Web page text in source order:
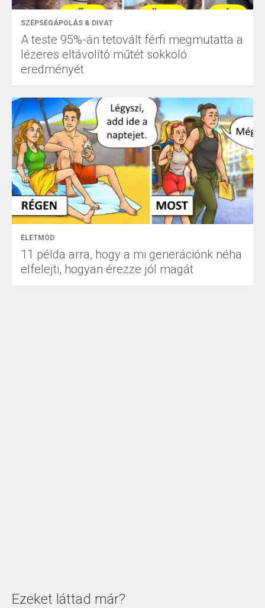
SZÉPSÉGÁPOLÁS & DIVAT
A teste 95%-án tetovált férfi megmutatta a
lézeres eltávolító műtét sokkoló
eredményét
ÉLETMÓD
11 példa arra, hogy a mi generációnk néha
elfelejti, hogyan érezze jól magát
Ezeket láttad már?